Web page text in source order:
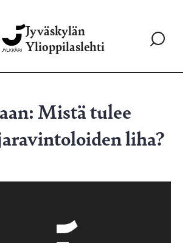
Jyväskylän
Ylioppilaslehti
Siirry
Mistä tulee
liha?